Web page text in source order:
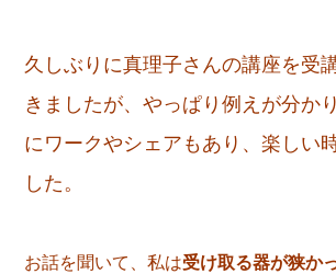
久しぶりに真理子さんの講座を受
きましたが、やっぱり例えが分か
にワークやシェアもあり、楽しい
した。
お話を聞いて、私は受け取る器が狭か